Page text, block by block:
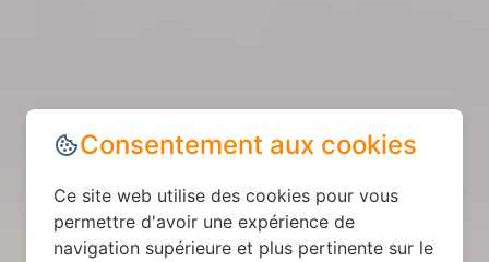
Consentement aux cookies
Ce site web utilise des cookies pour vous
permettre d'avoir une expérience de
navigation supérieure et plus pertinente sur le